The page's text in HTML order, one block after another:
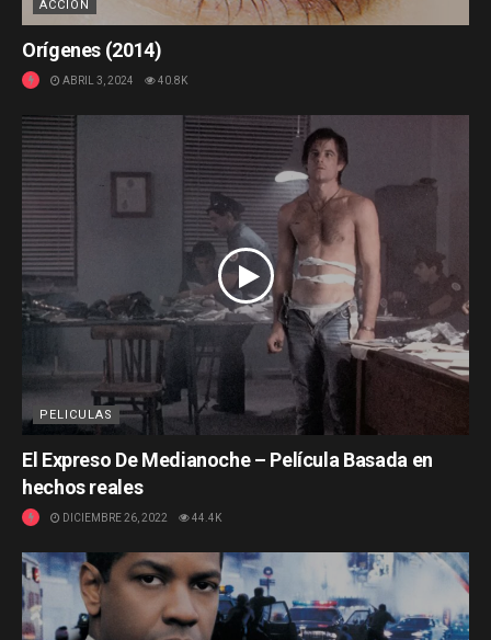
ACCIÓN
Orígenes (2014)
ABRIL 3, 2024 40.8K
PELICULAS
El Expreso De Medianoche – Película Basada en
hechos reales
DICIEMBRE 26, 2022 44.4K